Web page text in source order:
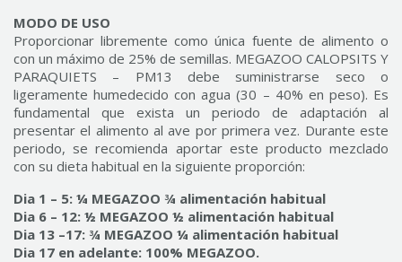
MODO DE USO
Proporcionar libremente como única fuente de alimento o
con un máximo de 25% de semillas. MEGAZOO CALOPSITS Y
PARAQUIETS – PM13 debe suministrarse seco o
ligeramente humedecido con agua (30 – 40% en peso). Es
fundamental que exista un periodo de adaptación al
presentar el alimento al ave por primera vez. Durante este
periodo, se recomienda aportar este producto mezclado
con su dieta habitual en la siguiente proporción:
Dia 1 – 5: ¼ MEGAZOO ¾ alimentación habitual
Dia 6 – 12: ½ MEGAZOO ½ alimentación habitual
Dia 13 –17: ¾ MEGAZOO ¼ alimentación habitual
Dia 17 en adelante: 100% MEGAZOO.